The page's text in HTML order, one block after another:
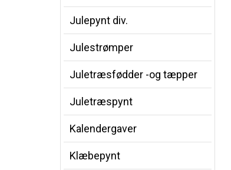
Julepynt div.
Julestrømper
Juletræsfødder -og tæpper
Juletræspynt
Kalendergaver
Klæbepynt